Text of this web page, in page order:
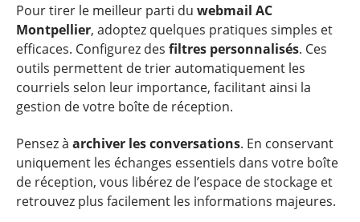
Pour tirer le meilleur parti du webmail AC
Montpellier, adoptez quelques pratiques simples et
efficaces. Configurez des filtres personnalisés. Ces
outils permettent de trier automatiquement les
courriels selon leur importance, facilitant ainsi la
gestion de votre boîte de réception.
Pensez à archiver les conversations. En conservant
uniquement les échanges essentiels dans votre boîte
de réception, vous libérez de l’espace de stockage et
retrouvez plus facilement les informations majeures.